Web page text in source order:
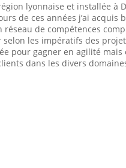
lyonnaise et installée à
de ces années j’ai acquis
réseau de compétences
les impératifs des
pour gagner en agilité mais
dans les divers